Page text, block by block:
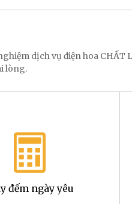
dịch vụ điện hoa CHẤT
lòng.
đếm ngày yêu